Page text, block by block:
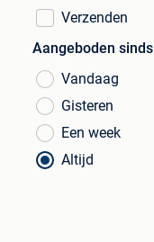
Verzenden
Aangeboden sinds
Vandaag
Gisteren
Een week
Altijd